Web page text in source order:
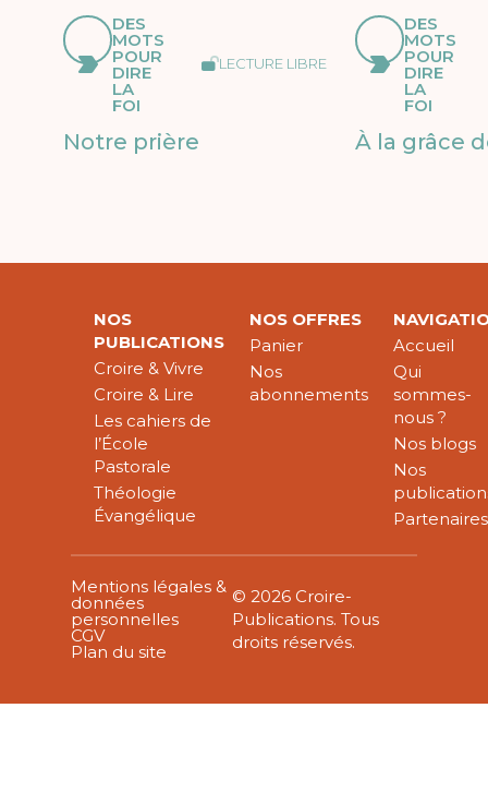
DES
MOTS
POUR
DIRE
LA
FOI
LECTURE LIBRE
Notre prière
DES
MOTS
POUR
DIRE
LA
FOI
À la grâce
NOS
PUBLICATIONS
Croire & Vivre
Croire & Lire
Les cahiers de
l’École
Pastorale
Théologie
Évangélique
NOS OFFRES
Panier
Nos
abonnements
Accueil
Qui
sommes-
nous ?
Nos blogs
Nos
Partenaires
Mentions légales &
données
personnelles
CGV
Plan du site
© 2026 Croire-
Publications. Tous
droits réservés.